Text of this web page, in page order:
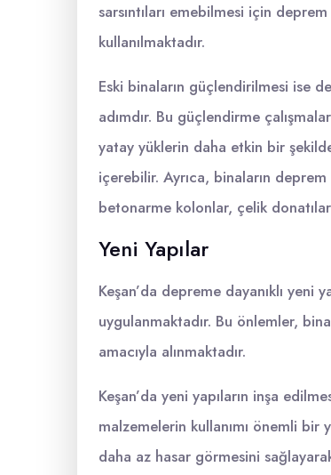
sarsıntıları emebilmesi için
kullanılmaktadır.
Eski binaların güçlendirilmesi ise
adımdır. Bu güçlendirme
yatay yüklerin daha etkin bir
içerebilir. Ayrıca, binaların
betonarme kolonlar, çelik
Yeni Yapılar
Keşan’da depreme dayanıklı
uygulanmaktadır. Bu önlemler,
amacıyla alınmaktadır.
Keşan’da yeni yapıların inşa
malzemelerin kullanımı önemli bir
daha az hasar görmesini